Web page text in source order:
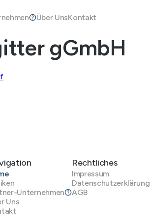
Über UnsKontakt
gGmbH
Unternehmen
Uns
Rechtliches
Impressum
Datenschutzerklärung
AGB